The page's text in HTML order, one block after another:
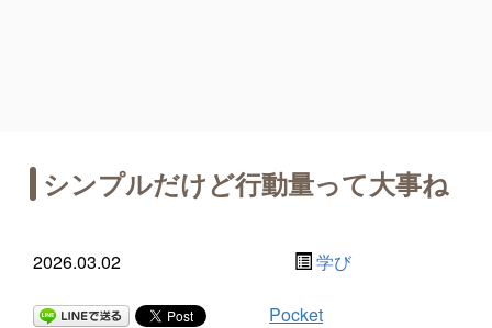
シンプルだけど行動量って大事ね
2026.03.02 学び
Pocket